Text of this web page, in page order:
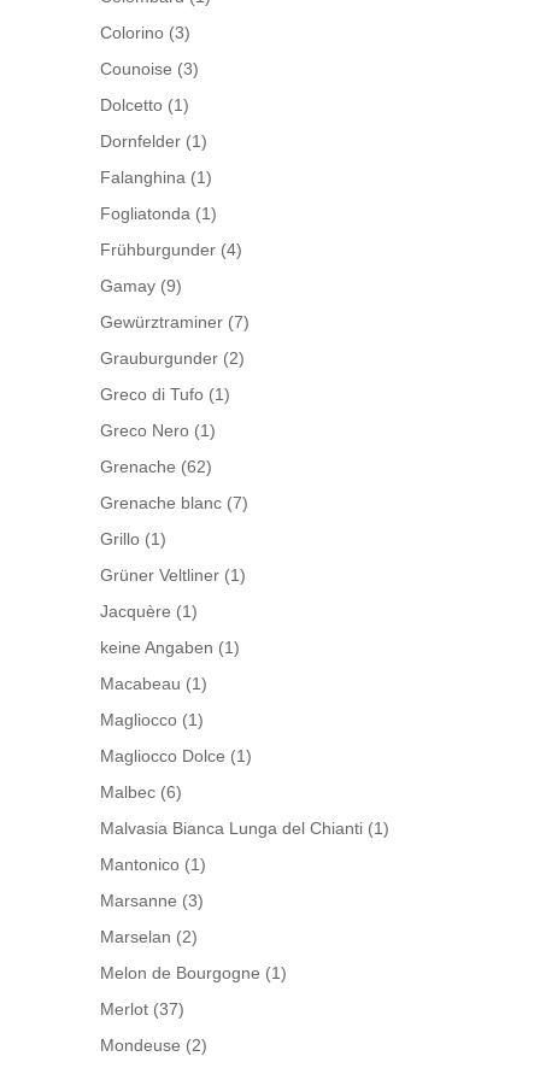
Colorino (3)
Counoise (3)
Dolcetto (1)
Dornfelder (1)
Falanghina (1)
Fogliatonda (1)
Frühburgunder (4)
Gamay (9)
Gewürztraminer (7)
Grauburgunder (2)
Greco di Tufo (1)
Greco Nero (1)
Grenache (62)
Grenache blanc (7)
Grillo (1)
Grüner Veltliner (1)
Jacquère (1)
keine Angaben (1)
Macabeau (1)
Magliocco (1)
Magliocco Dolce (1)
Malbec (6)
Malvasia Bianca Lunga del Chianti (1)
Mantonico (1)
Marsanne (3)
Marselan (2)
Melon de Bourgogne (1)
Merlot (37)
Mondeuse (2)